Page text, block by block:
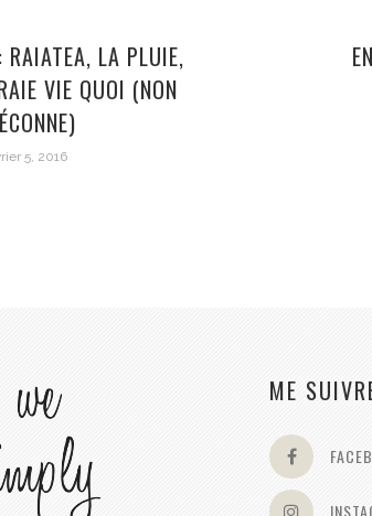
RAIATEA, LA PLUIE,
VIE QUOI (NON
5, 2016
ME